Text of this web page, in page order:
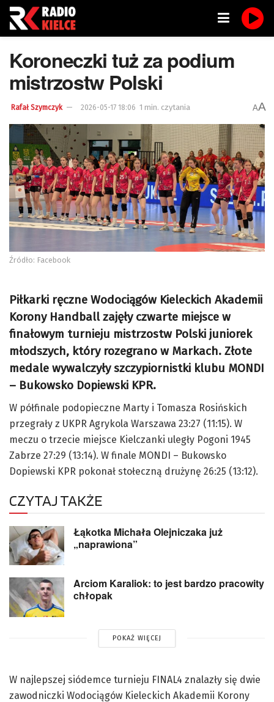
Koroneczki tuż za podium
mistrzostw Polski
Rafał Szymczyk 2026-05-17 18:06 1 min. czytania AA
Źródło: Facebook
Piłkarki ręczne Wodociągów Kieleckich Akademii
Korony Handball zajęły czwarte miejsce w
finałowym turnieju mistrzostw Polski juniorek
młodszych, który rozegrano w Markach. Złote
medale wywalczyły szczypiornistki klubu MONDI
– Bukowsko Dopiewski KPR.
W półfinale podopieczne Marty i Tomasza Rosińskich
przegrały z UKPR Agrykola Warszawa 23:27 (11:15). W
meczu o trzecie miejsce Kielczanki uległy Pogoni 1945
Zabrze 27:29 (13:14). W finale MONDI – Bukowsko
Dopiewski KPR pokonał stołeczną drużynę 26:25 (13:12).
CZYTAJ TAKŻE
Łąkotka Michała Olejniczaka już
„naprawiona”
Arciom Karaliok: to jest bardzo pracowity
chłopak
POKAŻ WIĘCEJ
W najlepszej siódemce turnieju FINAL4 znalazły się dwie
zawodniczki Wodociągów Kieleckich Akademii Korony